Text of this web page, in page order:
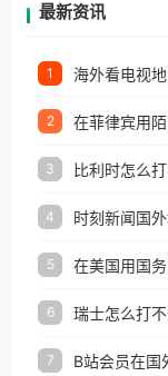
最新资讯
1
2
3
4
5
6
7